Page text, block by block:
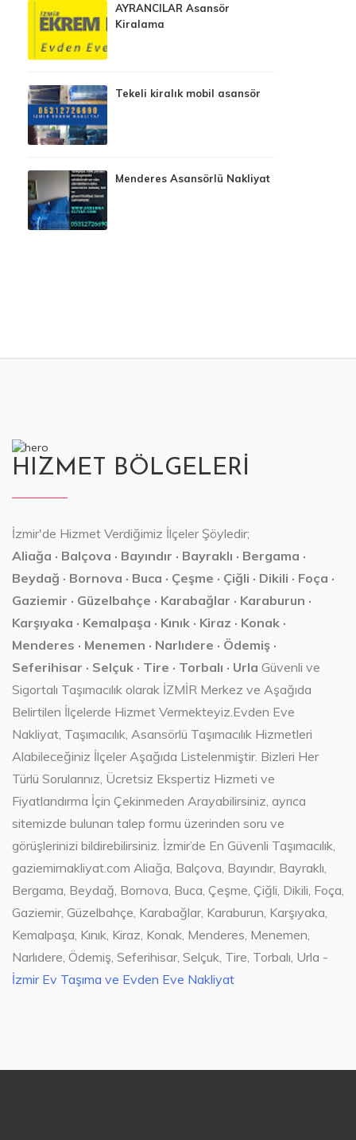
AYRANCILAR Asansör
Kiralama
Tekeli kiralık mobil asansör
Menderes Asansörlü Nakliyat
HIZMET BÖLGELERİ
İzmir'de Hizmet Verdiğimiz İlçeler Şöyledir;
Aliağa · Balçova · Bayındır · Bayraklı · Bergama ·
Beydağ · Bornova · Buca · Çeşme · Çiğli · Dikili · Foça ·
Gaziemir · Güzelbahçe · Karabağlar · Karaburun ·
Karşıyaka · Kemalpaşa · Kınık · Kiraz · Konak ·
Menderes · Menemen · Narlıdere · Ödemiş ·
Seferihisar · Selçuk · Tire · Torbalı · Urla Güvenli ve
Sigortalı Taşımacılık olarak İZMİR Merkez ve Aşağıda
Belirtilen İlçelerde Hizmet Vermekteyiz.Evden Eve
Nakliyat, Taşımacılık, Asansörlü Taşımacılık Hizmetleri
Alabileceğiniz İlçeler Aşağıda Listelenmiştir. Bizleri Her
Türlü Sorularınız, Ücretsiz Ekspertiz Hizmeti ve
Fiyatlandırma İçin Çekinmeden Arayabilirsiniz, ayrıca
sitemizde bulunan talep formu üzerinden soru ve
görüşlerinizi bildirebilirsiniz. İzmir’de En Güvenli Taşımacılık,
gaziemirnakliyat.com Aliağa, Balçova, Bayındır, Bayraklı,
Bergama, Beydağ, Bornova, Buca, Çeşme, Çiğli, Dikili, Foça,
Gaziemir, Güzelbahçe, Karabağlar, Karaburun, Karşıyaka,
Kemalpaşa, Kınık, Kiraz, Konak, Menderes, Menemen,
Narlıdere, Ödemiş, Seferihisar, Selçuk, Tire, Torbalı, Urla -
İzmir Ev Taşıma ve Evden Eve Nakliyat